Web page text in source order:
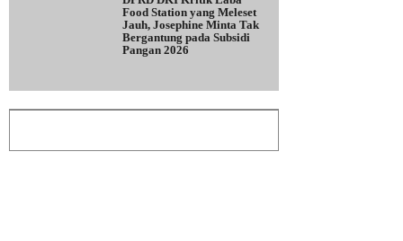
Food Station yang Meleset
Jauh, Josephine Minta Tak
Bergantung pada Subsidi
Pangan 2026